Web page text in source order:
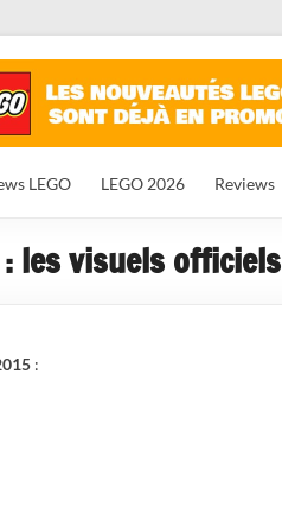
LEGO LEGO 2026 Reviews
: les visuels officiels
: